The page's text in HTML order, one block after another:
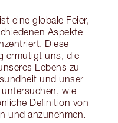
eine globale Feier,
Aspekte
Diese
ermutigt uns, die
Lebens zu
und unser
wie
Definition von
und anzunehmen.